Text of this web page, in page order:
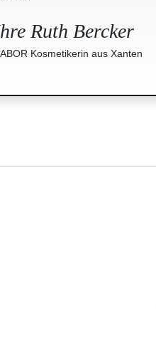
Ruth Bercker
Kosmetikerin aus Xanten